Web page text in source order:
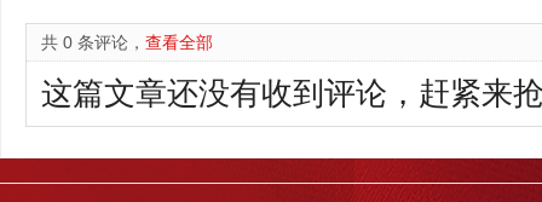
共 0 条评论， 查看全部
这篇文章还没有收到评论，赶紧来